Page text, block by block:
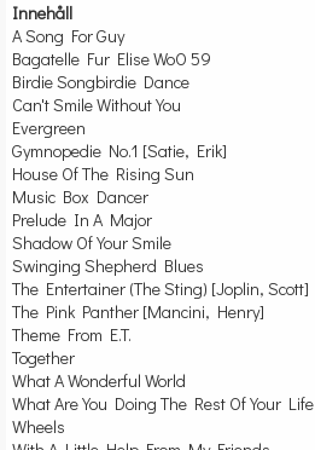
Innehåll
A Song For Guy
Bagatelle Fur Elise WoO 59
Birdie Songbirdie Dance
Can't Smile Without You
Evergreen
Gymnopedie No.1 [Satie, Erik]
House Of The Rising Sun
Music Box Dancer
Prelude In A Major
Shadow Of Your Smile
Swinging Shepherd Blues
The Entertainer (The Sting) [Joplin, Scott]
The Pink Panther [Mancini, Henry]
Theme From E.T.
Together
What A Wonderful World
What Are You Doing The Rest Of Your Life
Wheels